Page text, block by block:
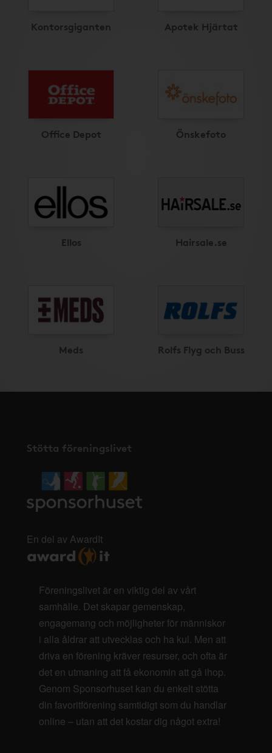
Kontorsgiganten Apotek Hjärtat
Office Depot Önskefoto
Ellos Hairsale.se
Meds Rolfs Flyg och Buss
Stötta föreningslivet
En del av AwardIt
Föreningslivet är en viktig del av vårt
samhälle. Det skapar gemenskap,
engagemang och möjligheter för människor
i alla åldrar att utvecklas och ha kul. Men att
driva en förening kräver resurser, och ofta är
det en utmaning att få ekonomin att gå ihop.
Genom Sponsorhuset kan du enkelt stötta
din favoritförening samtidigt som du handlar
online – utan att det kostar dig något extra!